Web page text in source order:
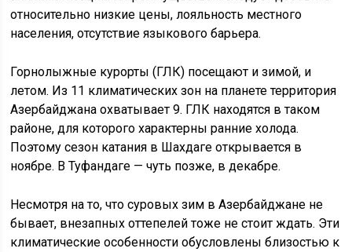
относительно низкие цены, лояльность местного
населения, отсутствие языкового барьера.
Горнолыжные курорты (ГЛК) посещают и зимой, и
летом. Из 11 климатических зон на планете территория
Азербайджана охватывает 9. ГЛК находятся в таком
районе, для которого характерны ранние холода.
Поэтому сезон катания в Шахдаге открывается в
ноябре. В Туфандаге — чуть позже, в декабре.
Несмотря на то, что суровых зим в Азербайджане не
бывает, внезапных оттепелей тоже не стоит ждать. Эти
климатические особенности обусловлены близостью к